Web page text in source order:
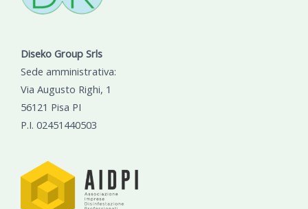
Diseko Group Srls
Sede amministrativa:
Via Augusto Righi, 1
56121 Pisa PI
P.I. 02451440503